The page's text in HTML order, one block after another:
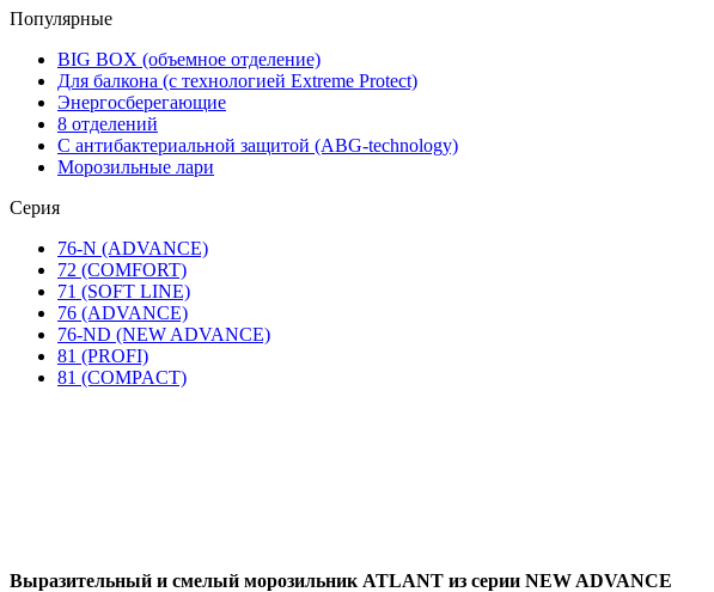
Популярные
BIG BOX (объемное отделение)
Для балкона (с технологией Extreme Protect)
Энергосберегающие
8 отделений
С антибактериальной защитой (ABG-technology)
Морозильные лари
Серия
76-N (ADVANCE)
72 (COMFORT)
71 (SOFT LINE)
76 (ADVANCE)
76-ND (NEW ADVANCE)
81 (PROFI)
81 (COMPACT)
Выразительный и смелый морозильник ATLANT из серии NEW ADVANCE